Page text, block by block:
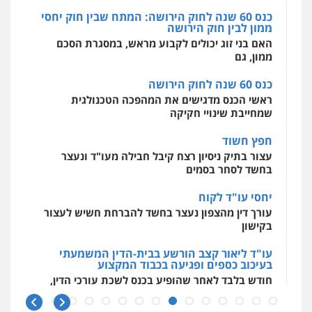
מרכז התחלה חדשה
אסירים עבירות מין שירותים מקצועיים
לעורכי דין
כנס 60 שנה לחוק הירושה: המתח שבין חוק יחסי
ממון לבין חוק הירושה
האם בני זוג יכולים לקבוע מראש, במסגרת הסכם
ממון, גם
כנס 60 שנה לחוק הירושה
ראשי הכנס מדגישים את המהפכה הטכנולגית
שמחייבת שינויי חקיקה
חפץ חשוד
עצור בתיק ניסיון רצח קיבל חבילה מעו"ד ונעצר
בחשד לסחר בסמים
יחסי עו"ד לקוח
עורך דין מהצפון נעצר בחשד להברחת חשיש לעצור
בקישון
עו"ד ליאור קצב הורשע בבית-הדין המשמעתי
בעיכוב כספים ופגיעה בכבוד המקצוע
חודש בלבד לאחר שהופיע בכנס לשכת עורכי הדין,